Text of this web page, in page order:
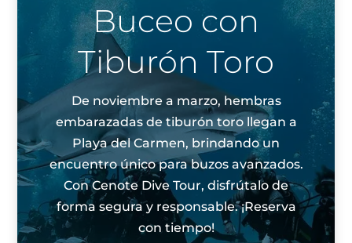
Buceo con
Tiburón Toro
De noviembre a marzo, hembras
embarazadas de tiburón toro llegan a
Playa del Carmen, brindando un
encuentro único para buzos avanzados.
Con Cenote Dive Tour, disfrútalo de
forma segura y responsable. ¡Reserva
con tiempo!